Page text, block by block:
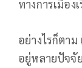
ทางการเมือง
อย่างไรก็ตา
อยู่หลายปัจจั